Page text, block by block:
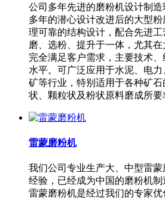
公司多年先进的磨粉机设计制
多年的潜心设计改进后的大型
理可靠的结构设计，配合先进
磨、选粉、提升于一体，尤其
完全满足客户需求，主要技术
水平。可广泛应用于水泥、电
矿等行业，特别适用于各种矿
状、颗粒状及粉状原料磨成所要
雷蒙磨粉机
我们公司专业生产大、中型雷
经验，已经成为中国的磨粉机制
雷蒙磨粉机是经过我们的专家